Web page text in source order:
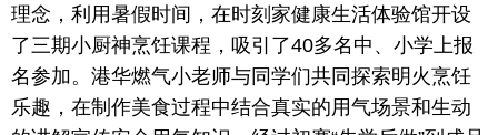
理念，利用暑假时间，在时刻家健康生活体验馆开设
了三期小厨神烹饪课程，吸引了40多名中、小学上报
名参加。港华燃气小老师与同学们共同探索明火烹饪
乐趣，在制作美食过程中结合真实的用气场景和生动